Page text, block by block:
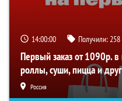
13:59:59 Получили:258
Первый заказ от 1090р.
роллы, суши, пицца и
Россия